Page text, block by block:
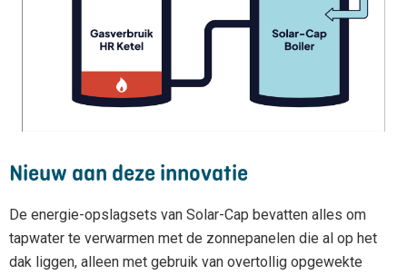
Nieuw aan deze innovatie
De energie-opslagsets van Solar-Cap bevatten alles om
tapwater te verwarmen met de zonnepanelen die al op het
dak liggen, alleen met gebruik van overtollig opgewekte